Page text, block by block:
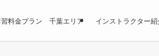
料金プラン 千葉エリア インストラクター紹